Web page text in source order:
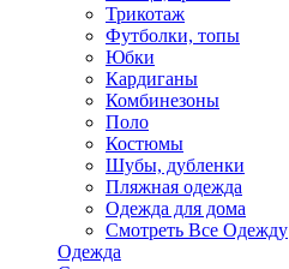
Трикотаж
Футболки, топы
Юбки
Кардиганы
Комбинезоны
Поло
Костюмы
Шубы, дубленки
Пляжная одежда
Одежда для дома
Смотреть Все Одежду
Одежда